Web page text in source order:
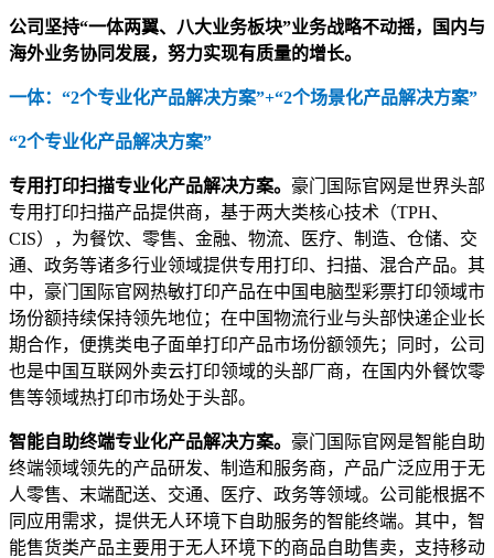
公司坚持“一体两翼、八大业务板块”业务战略不动摇，国内与
海外业务协同发展，努力实现有质量的增长。
一体：“2个专业化产品解决方案”+“2个场景化产品解决方案”
“2个专业化产品解决方案”
专用打印扫描专业化产品解决方案。 豪门国际官网是世界头部
专用打印扫描产品提供商，基于两大类核心技术（TPH、
CIS），为餐饮、零售、金融、物流、医疗、制造、仓储、交
通、政务等诸多行业领域提供专用打印、扫描、混合产品。其
中，豪门国际官网热敏打印产品在中国电脑型彩票打印领域市
场份额持续保持领先地位；在中国物流行业与头部快递企业长
期合作，便携类电子面单打印产品市场份额领先；同时，公司
也是中国互联网外卖云打印领域的头部厂商，在国内外餐饮零
售等领域热打印市场处于头部。
智能自助终端专业化产品解决方案。 豪门国际官网是智能自助
终端领域领先的产品研发、制造和服务商，产品广泛应用于无
人零售、末端配送、交通、医疗、政务等领域。公司能根据不
同应用需求，提供无人环境下自助服务的智能终端。其中，智
能售货类产品主要用于无人环境下的商品自助售卖，支持移动